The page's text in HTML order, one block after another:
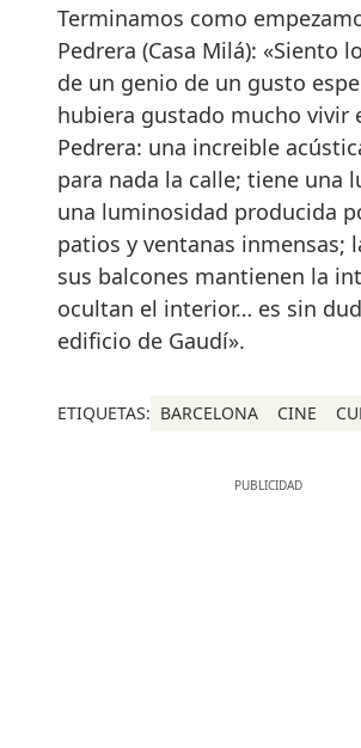
Terminamos como
Pedrera (Casa Milá): «Siento
de un genio de un gusto
hubiera gustado mucho vivir
Pedrera: una increible
para nada la calle; tiene una
una luminosidad producida
patios y ventanas inmensas;
sus balcones mantienen la
ocultan el interior… es sin
edificio de Gaudí».
ETIQUETAS: BARCELONA CINE